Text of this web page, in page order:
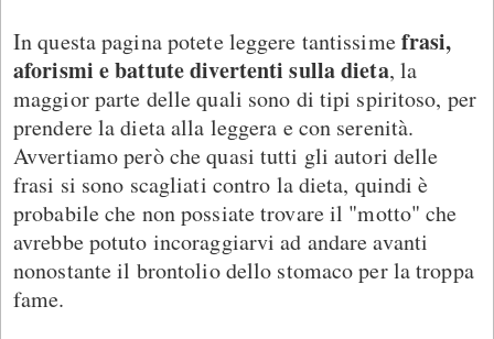
In questa pagina potete leggere tantissimefrasi,
aforismi e battute divertenti sulla dieta, la
maggior parte delle quali sono di tipi spiritoso, per
prendere la dieta alla leggera e con serenità.
Avvertiamo però che quasi tutti gli autori delle
frasi si sono scagliati contro la dieta, quindi è
probabile che non possiate trovare il "motto" che
avrebbe potuto incoraggiarvi ad andare avanti
nonostante il brontolio dello stomaco per la troppa
fame.